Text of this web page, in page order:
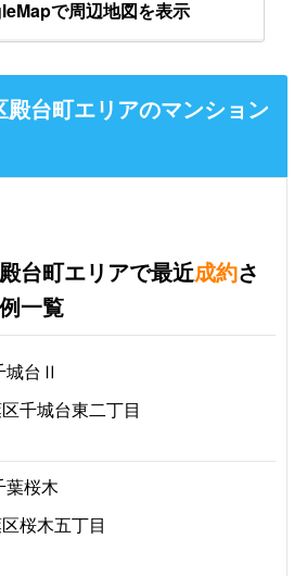
で周辺地図を表示
台町エリアのマンション
台町エリアで最近成約さ
一覧
城台Ⅱ
千城台東二丁目
葉桜木
桜木五丁目